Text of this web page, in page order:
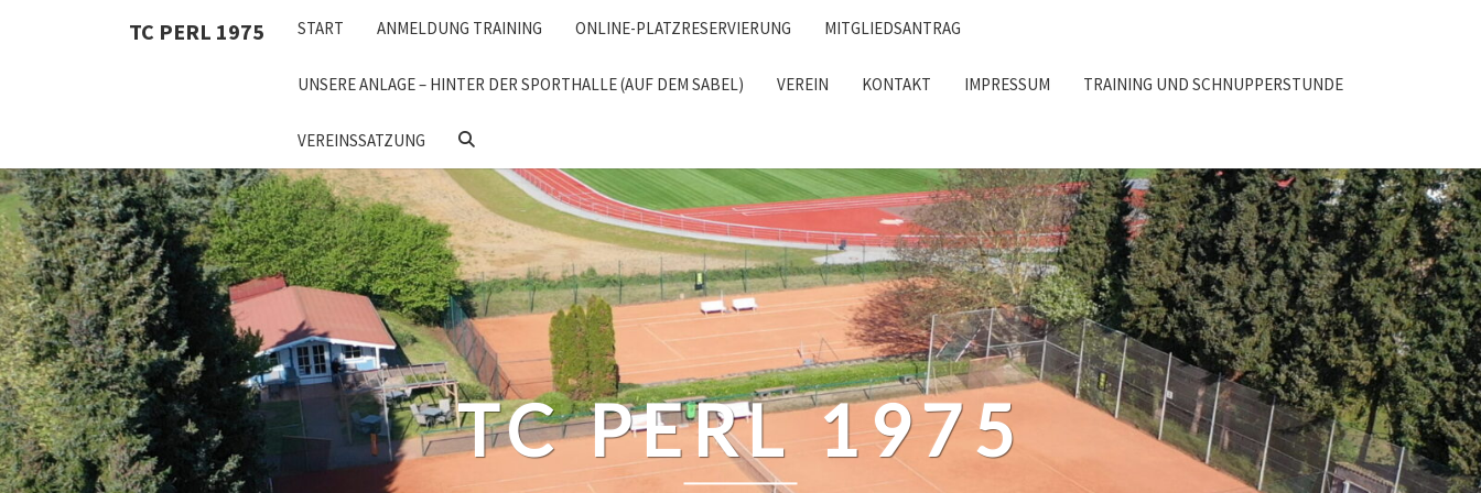
TC PERL 1975 START ANMELDUNG TRAINING ONLINE-PLATZRESERVIERUNG MITGLIEDSANTRAG
UNSERE ANLAGE – HINTER DER SPORTHALLE (AUF DEM SABEL) VEREIN KONTAKT IMPRESSUM TRAINING UND SCHNUPPERSTUNDE
VEREINSSATZUNG
SEARCH
TC PERL 1975